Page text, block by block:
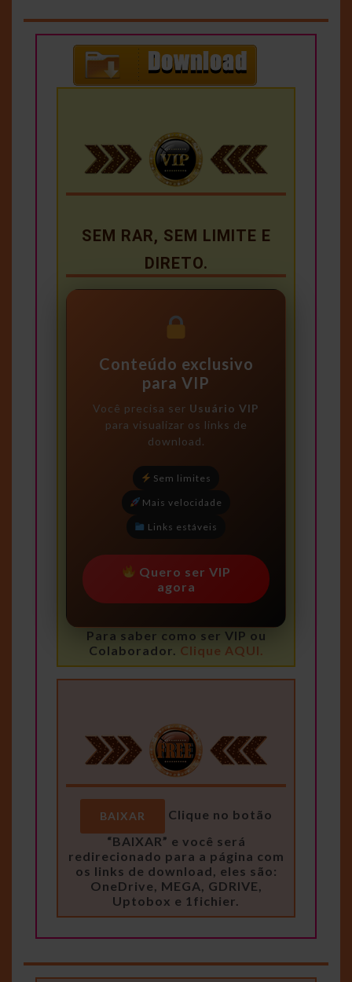
SEM RAR, SEM LIMITE E
DIRETO.
Conteúdo exclusivo
para VIP
Você precisa ser Usuário VIP
para visualizar os links de
download.
Sem limites
Mais velocidade
Links estáveis
Quero ser VIP
agora
Para saber como ser VIP ou
Colaborador. Clique AQUI.
BAIXAR
Clique no botão
“BAIXAR” e você será
redirecionado para a página com
os links de download, eles são:
OneDrive, MEGA, GDRIVE,
Uptobox e 1fichier.